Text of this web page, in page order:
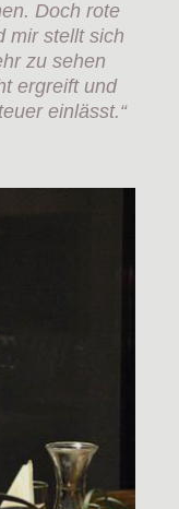
Doch rote
mir stellt sich
zu sehen
ergreift und
einlässt.“